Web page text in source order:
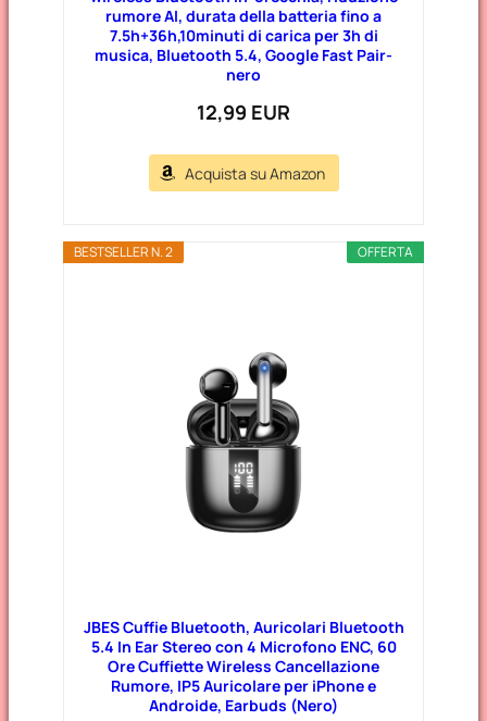
rumore AI, durata della batteria fino a
7.5h+36h,10minuti di carica per 3h di
musica, Bluetooth 5.4, Google Fast Pair-
nero
12,99 EUR
Acquista su Amazon
OFFERTA
BESTSELLER N. 2
JBES Cuffie Bluetooth, Auricolari Bluetooth
5.4 In Ear Stereo con 4 Microfono ENC, 60
Ore Cuffiette Wireless Cancellazione
Rumore, IP5 Auricolare per iPhone e
Androide, Earbuds (Nero)